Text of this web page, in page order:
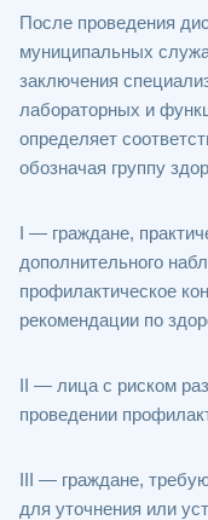
После проведения
муниципальных
заключения
лабораторных и
определяет
обозначая группу
I — граждане,
дополнительного
профилактическое
рекомендации по
II — лица с риском
проведении
III — граждане,
для уточнения или